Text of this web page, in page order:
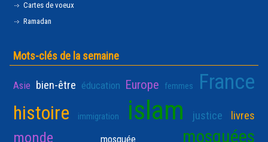
Cartes de voeux
Ramadan
Mots-clés de la semaine
Asie bien-être éducation Europe femmes France
histoire immigration islam justice livres
monde mosquée mosquées